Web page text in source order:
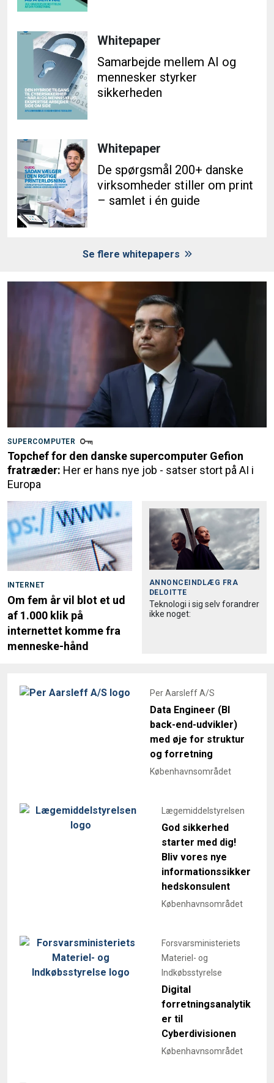
Whitepaper
Samarbejde mellem AI og
mennesker styrker
sikkerheden
Whitepaper
De spørgsmål 200+ danske
virksomheder stiller om print
– samlet i én guide
Se flere whitepapers
SUPERCOMPUTER
Topchef for den danske supercomputer Gefion
fratræder: Her er hans nye job - satser stort på AI i
Europa
INTERNET
Om fem år vil blot et ud
af 1.000 klik på
internettet komme fra
menneske-hånd
ANNONCEINDLÆG FRA
DELOITTE
Teknologi i sig selv forandrer
ikke noget:
Per Aarsleff A/S
Data Engineer (BI
back-end-udvikler)
med øje for struktur
og forretning
Københavnsområdet
Lægemiddelstyrelsen
God sikkerhed
starter med dig!
Bliv vores nye
informationssikker
hedskonsulent
Københavnsområdet
Forsvarsministeriets
Materiel- og
Indkøbsstyrelse
Digital
forretningsanalytik
er til
Cyberdivisionen
Københavnsområdet